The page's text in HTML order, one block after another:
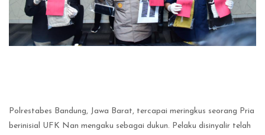
Polrestabes Bandung, Jawa Barat, tercapai meringkus seorang Pria
berinisial UFK Nan mengaku sebagai dukun. Pelaku disinyalir telah